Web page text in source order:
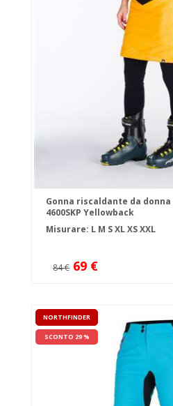
Gonna riscaldante da donna
4600SKP Yellowback
Misurare: L M SXLXSXXL
84 € 69 €
NORTHFINDER
SCONTO 29 %